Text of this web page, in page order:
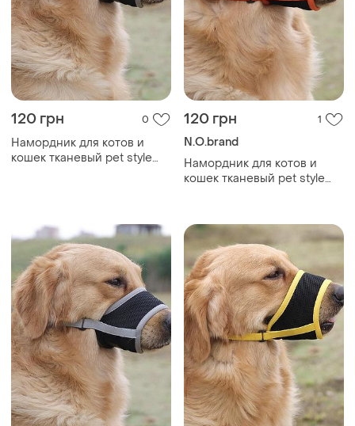
120 грн 0
Намордник для котов и
кошек тканевый pet style
120 грн 1
N.O.brand
Намордник для котов и
кошек тканевый pet style